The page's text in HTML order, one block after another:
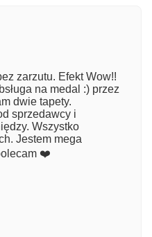
zarzutu. Efekt Wow!!
na medal :) przez
dwie tapety.
sprzedawcy i
Wszystko
Jestem mega
❤️